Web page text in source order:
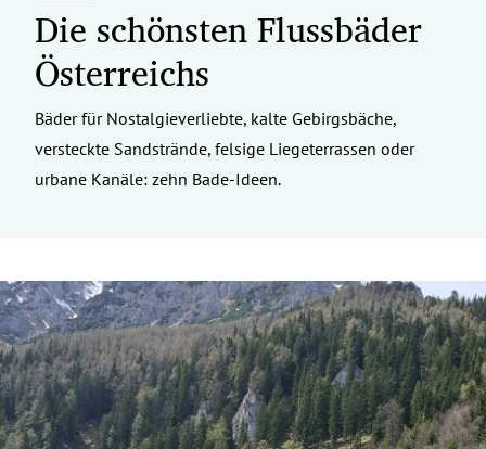
Die schönsten Flussbäder
Österreichs
Bäder für Nostalgieverliebte, kalte Gebirgsbäche,
versteckte Sandstrände, felsige Liegeterrassen oder
urbane Kanäle: zehn Bade-Ideen.